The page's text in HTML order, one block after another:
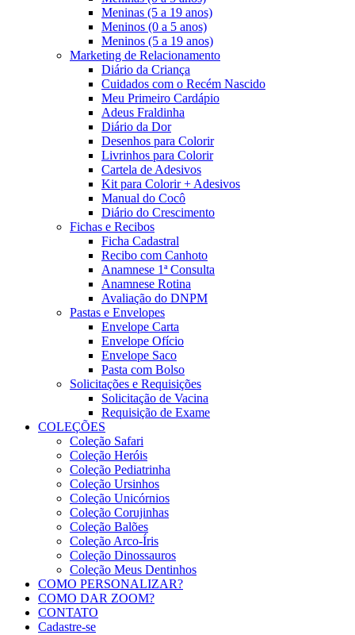
Meninas (5 a 19 anos)
Meninos (0 a 5 anos)
Meninos (5 a 19 anos)
Marketing de Relacionamento
Diário da Criança
Cuidados com o Recém Nascido
Meu Primeiro Cardápio
Adeus Fraldinha
Diário da Dor
Desenhos para Colorir
Livrinhos para Colorir
Cartela de Adesivos
Kit para Colorir + Adesivos
Manual do Cocô
Diário do Crescimento
Fichas e Recibos
Ficha Cadastral
Recibo com Canhoto
Anamnese 1ª Consulta
Anamnese Rotina
Avaliação do DNPM
Pastas e Envelopes
Envelope Carta
Envelope Ofício
Envelope Saco
Pasta com Bolso
Solicitações e Requisições
Solicitação de Vacina
Requisição de Exame
COLEÇÕES
Coleção Safari
Coleção Heróis
Coleção Pediatrinha
Coleção Ursinhos
Coleção Unicórnios
Coleção Corujinhas
Coleção Balões
Coleção Arco-Íris
Coleção Dinossauros
Coleção Meus Dentinhos
COMO PERSONALIZAR?
COMO DAR ZOOM?
CONTATO
Cadastre-se